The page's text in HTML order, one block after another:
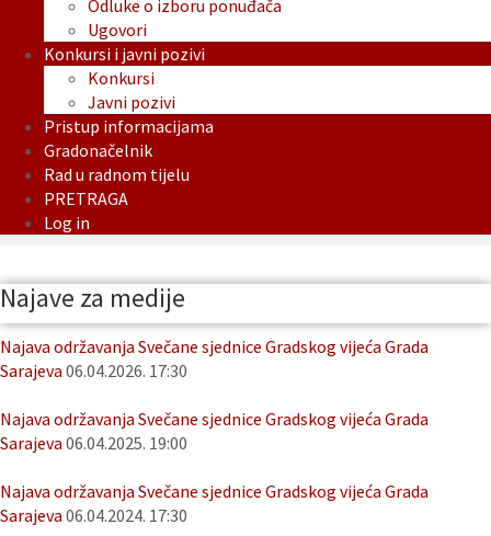
Odluke o izboru ponuđača
Ugovori
Konkursi i javni pozivi
Konkursi
Javni pozivi
Pristup informacijama
Gradonačelnik
Rad u radnom tijelu
PRETRAGA
Log in
Najave za medije
Najava održavanja Svečane sjednice Gradskog vijeća Grada
Sarajeva 06.04.2026. 17:30
Najava održavanja Svečane sjednice Gradskog vijeća Grada
Sarajeva 06.04.2025. 19:00
Najava održavanja Svečane sjednice Gradskog vijeća Grada
Sarajeva 06.04.2024. 17:30